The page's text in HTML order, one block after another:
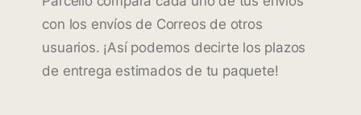
con los envíos de Correos de otros
usuarios. ¡Así podemos decirte los plazos
de entrega estimados de tu paquete!